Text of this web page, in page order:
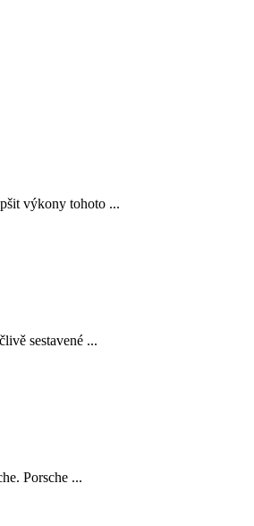
výkony tohoto ...
sestavené ...
Porsche ...